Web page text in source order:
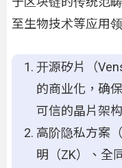
至生物技术等应用领
开源矽片（
的商业化，确
可信的晶片架构
高阶隐私方案
明（ZK）、全